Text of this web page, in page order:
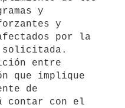
y
por la
que implique
contar con el